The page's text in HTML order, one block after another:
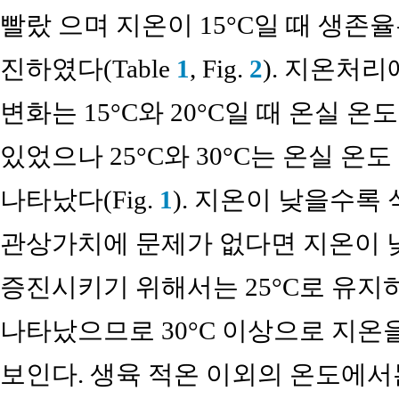
빨랐 으며 지온이 15°C일 때 생존
진하였다(Table 1, Fig. 2). 지온처리
변화는 15°C와 20°C일 때 온실 온
있었으나 25°C와 30°C는 온실 온
나타났다(Fig. 1). 지온이 낮을수록
관상가치에 문제가 없다면 지온이
증진시키기 위해서는 25°C로 유지
나타났으므로 30°C 이상으로 지
보인다. 생육 적온 이외의 온도에